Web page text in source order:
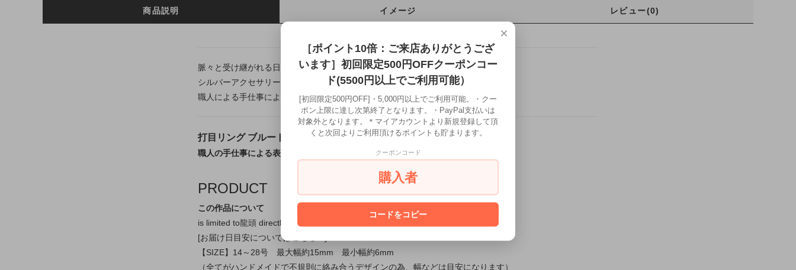
商品説明 イメージ レビュー(0)
脈々と受け継がれる日本の伝統美や熟練の技法を、現代の日常に寄り添うカタチへ。
シルバーアクセサリー龍頭は千葉県にある自社工房にて制作を行う、
職人による手仕事によって仕上げるフルハンドメイドシルバーアクセサリーです。
打目リング ブルートパーズ
職人の手仕事による表情を生かした、職人仕立てのシルバーリング
PRODUCT
この作品について
is limited to龍頭 directly managed stores in Japan.
[お届け日目安についてはこちら←]
【SIZE】14～28号 最大幅約15mm 最小幅約6mm
（全てがハンドメイドで不規則に絡み合うデザインの為、幅などは目安になります）
×
［ポイント10倍：ご来店ありがとうござ
います］初回限定500円OFFクーポンコー
ド(5500円以上でご利用可能）
[初回限定500円OFF]・5,000円以上でご利用可能。・クー
ポン上限に達し次第終了となります。・PayPal支払いは
対象外となります。＊マイアカウントより新規登録して頂
くと次回よりご利用頂けるポイントも貯まります。
クーポンコード
購入者
コードをコピー